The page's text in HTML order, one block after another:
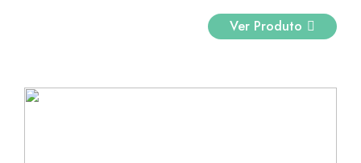
Ver Produto